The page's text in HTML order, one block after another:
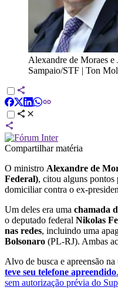
Alexandre de Moraes e
Sampaio/STF | Ton
Compartilhar matéria
O ministro Alexandre de
Federal), citou alguns pontos
domiciliar contra o ex-
Um deles era uma chamada
o deputado federal Nikolas
nas redes, incluindo uma
Bolsonaro (PL-RJ). Ambas
Alvo de busca e apreensão
teve seu telefone apreendido
sem autorização prévia do